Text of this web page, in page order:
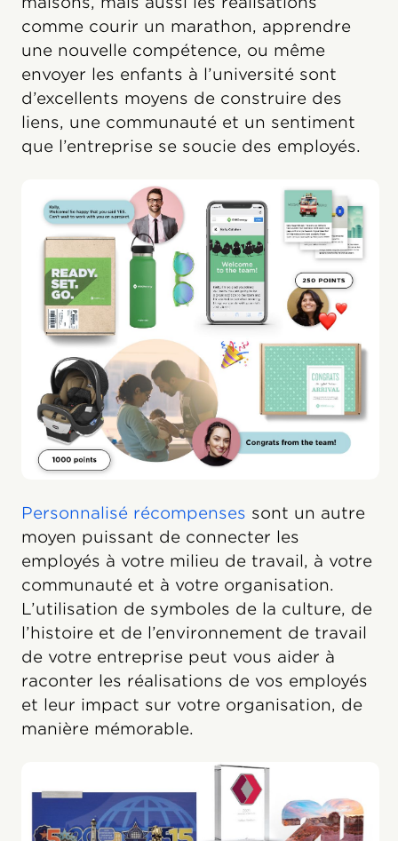
comme courir un marathon, apprendre
une nouvelle compétence, ou même
envoyer les enfants à l’université sont
d’excellents moyens de construire des
liens, une communauté et un sentiment
que l’entreprise se soucie des employés.
Personnalisé récompenses sont un autre
moyen puissant de connecter les
employés à votre milieu de travail, à votre
communauté et à votre organisation.
L’utilisation de symboles de la culture, de
l’histoire et de l’environnement de travail
de votre entreprise peut vous aider à
raconter les réalisations de vos employés
et leur impact sur votre organisation, de
manière mémorable.